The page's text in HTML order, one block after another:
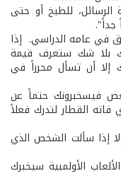
الرسائل، للطبخ أو حتى
في عامه الدراسي. ­ إذا
بلا شك ستعرف قيمة
إلا أن تسأل محرراً في
فيسخبرونك حتماً عن
القطار لتدرك فعلاً
إذا سألت الشخص الذي
الأولمبية سيخبرك